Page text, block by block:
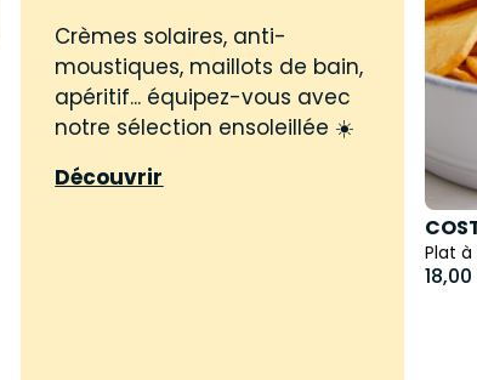
Crèmes solaires, anti-
moustiques, maillots de bain,
apéritif... équipez-vous avec
notre sélection ensoleillée ☀️
Découvrir
Plat à